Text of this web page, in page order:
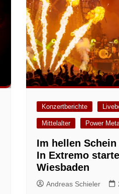
Konzertberichte
Mittelalter Power
Im hellen
In Extremo
Wiesbaden
Andreas Schieler